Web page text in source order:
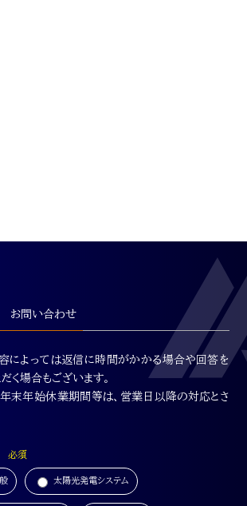
お問い合わせ
によっては返信に時間がかかる場合や回答を
く場合もございます。
年末年始休業期間等は、営業日以降の対応とさ
必須
太陽光発電システム